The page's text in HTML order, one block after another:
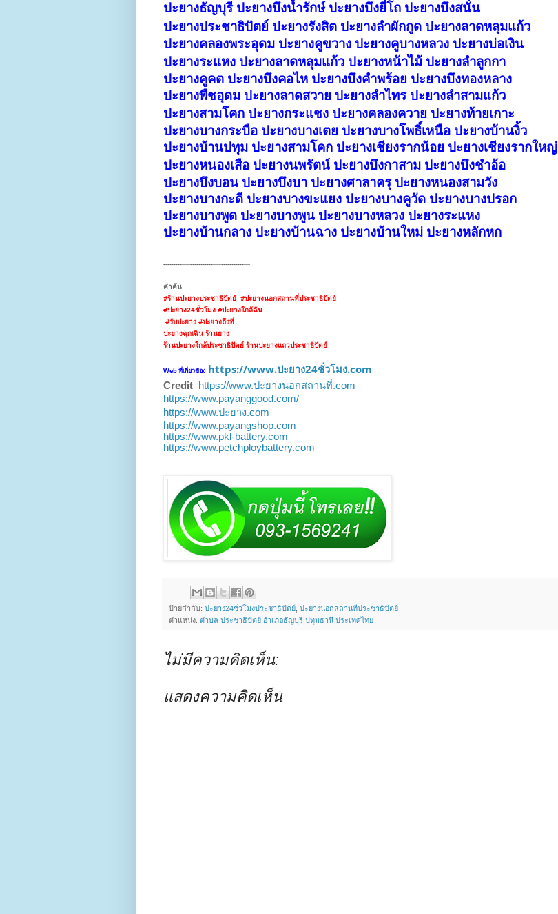
ปะยางธัญบุรี ปะยางบึงน้ำรักษ์ ปะยางบึงยี่โถ ปะยางบึงสนั่น
ปะยางประชาธิปัตย์ ปะยางรังสิต ปะยางลำผักกูด ปะยางลาดหลุมแก้ว
ปะยางคลองพระอุดม ปะยางคูขวาง ปะยางคูบางหลวง ปะยางบ่อเงิน
ปะยางระแหง ปะยางลาดหลุมแก้ว ปะยางหน้าไม้ ปะยางลำลูกกา
ปะยางคูคต ปะยางบึงคอไห ปะยางบึงคำพร้อย ปะยางบึงทองหลาง
ปะยางพืชอุดม ปะยางลาดสวาย ปะยางลำไทร ปะยางลำสามแก้ว
ปะยางสามโคก ปะยางกระแชง ปะยางคลองควาย ปะยางท้ายเกาะ
ปะยางบางกระบือ ปะยางบางเตย ปะยางบางโพธิ์เหนือ ปะยางบ้านงิ้ว
ปะยางบ้านปทุม ปะยางสามโคก ปะยางเชียงรากน้อย ปะยางเชียงรากใหญ่
ปะยางหนองเสือ ปะยางนพรัตน์ ปะยางบึงกาสาม ปะยางบึงชำอ้อ
ปะยางบึงบอน ปะยางบึงบา ปะยางศาลาครุ ปะยางหนองสามวัง
ปะยางบางกะดี ปะยางบางขะแยง ปะยางบางคูวัด ปะยางบางปรอก
ปะยางบางพูด ปะยางบางพูน ปะยางบางหลวง ปะยางระแหง
ปะยางบ้านกลาง ปะยางบ้านฉาง ปะยางบ้านใหม่ ปะยางหลักหก
------------------------------------------
คำค้น
#ร้านปะยางประชาธิปัตย์ #ปะยางนอกสถานที่ประชาธิปัตย์
#ปะยาง24ชั่วโมง #ปะยางใกล้ฉัน
#รับปะยาง #ปะยางถึงที่
ปะยางฉุกเฉิน ร้านยาง
ร้านปะยางใกล้ประชาธิปัตย์ ร้านปะยางแถวประชาธิปัตย์
Web ที่เกี่ยวข้อง https://www.ปะยาง24ชั่วโมง.com
Credit
https://www.ปะยางนอกสถานที่.com
https://www.payanggood.com/
https://www.ปะยาง.com
https://www.payangshop.com
https://www.pkl-battery.com
https://www.petchploybattery.com
ป้ายกำกับ: ปะยาง24ชั่วโมงประชาธิปัตย์ ปะยางนอกสถานที่ประชาธิปัตย์
ตำแหน่ง: ตำบล ประชาธิปัตย์ อำเภอธัญบุรี ปทุมธานี ประเทศไทย
ไม่มีความคิดเห็น:
แสดงความคิดเห็น